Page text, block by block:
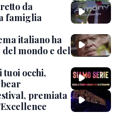
da
famiglia
italiano ha
mondo e del
tuoi occhi,
premiata